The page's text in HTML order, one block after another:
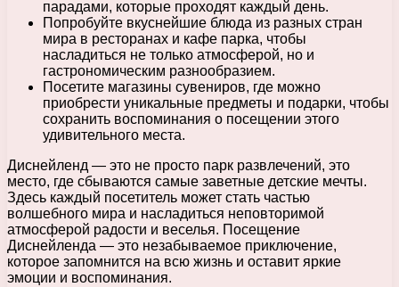
парадами, которые проходят каждый день.
Попробуйте вкуснейшие блюда из разных стран
мира в ресторанах и кафе парка, чтобы
насладиться не только атмосферой, но и
гастрономическим разнообразием.
Посетите магазины сувениров, где можно
приобрести уникальные предметы и подарки, чтобы
сохранить воспоминания о посещении этого
удивительного места.
Диснейленд — это не просто парк развлечений, это
место, где сбываются самые заветные детские мечты.
Здесь каждый посетитель может стать частью
волшебного мира и насладиться неповторимой
атмосферой радости и веселья. Посещение
Диснейленда — это незабываемое приключение,
которое запомнится на всю жизнь и оставит яркие
эмоции и воспоминания.